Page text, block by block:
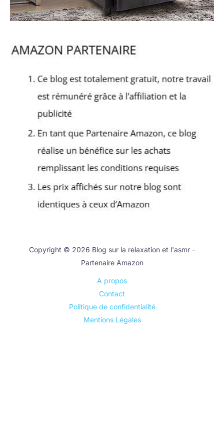
Copyright © 2026 Blog sur la relaxation et l'asmr -
Partenaire Amazon
A propos
Contact
Politique de confidentialité
Mentions Légales